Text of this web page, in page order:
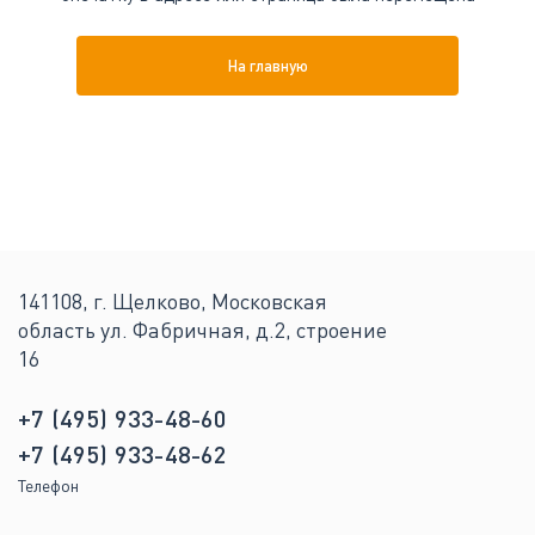
На главную
141108, г. Щелково, Московская
область ул. Фабричная, д.2, строение
16
+7 (495) 933-48-60
+7 (495) 933-48-62
Телефон